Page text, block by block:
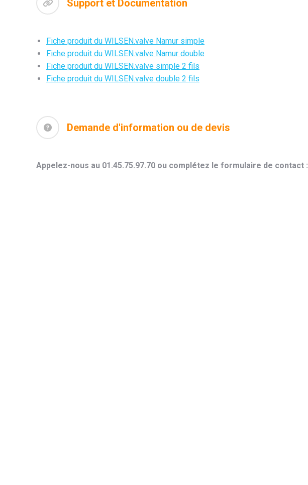
Support et Documentation
Fiche produit du WILSEN.valve Namur simple
Fiche produit du WILSEN.valve Namur double
Fiche produit du WILSEN.valve simple 2 fils
Fiche produit du WILSEN.valve double 2 fils
Demande d'information ou de devis
Appelez-nous au 01.45.75.97.70 ou complétez le formulaire de contact :